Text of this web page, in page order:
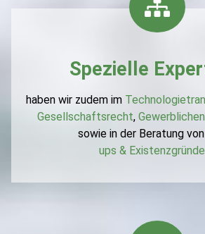
Spezielle
haben wir zudem im
Gesellschaftsrecht,
sowie in der Beratung von
ups &